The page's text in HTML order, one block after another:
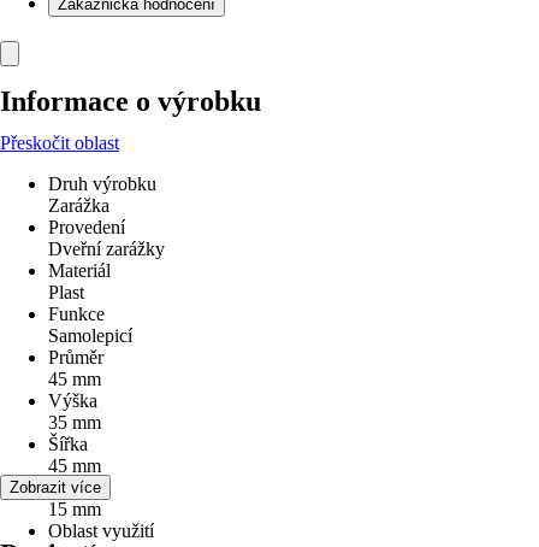
Zákaznická hodnocení
Informace o výrobku
Přeskočit oblast
Druh výrobku
Zarážka
Provedení
Dveřní zarážky
Materiál
Plast
Funkce
Samolepicí
Průměr
45 mm
Výška
35 mm
Šířka
45 mm
Délka
15 mm
Oblast využití
Zobrazit více